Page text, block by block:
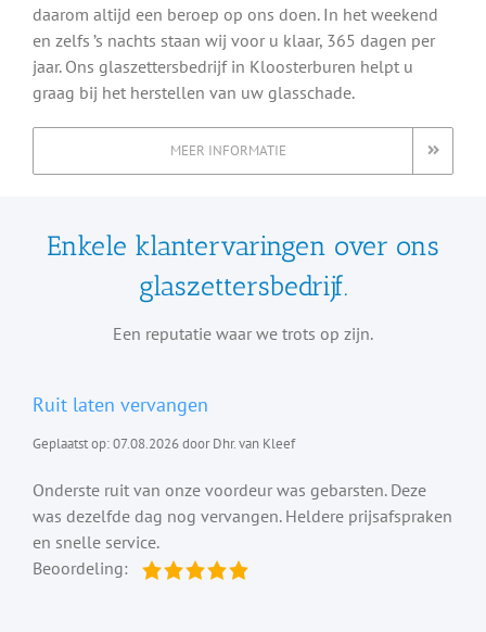
daarom altijd een beroep op ons doen. In het weekend
en zelfs ’s nachts staan wij voor u klaar, 365 dagen per
jaar. Ons glaszettersbedrijf in Kloosterburen helpt u
graag bij het herstellen van uw glasschade.
MEER INFORMATIE
Enkele klantervaringen over ons
glaszettersbedrijf.
Een reputatie waar we trots op zijn.
Ruit laten vervangen
Geplaatst op: 07.08.2026 door Dhr. van Kleef
Onderste ruit van onze voordeur was gebarsten. Deze
was dezelfde dag nog vervangen. Heldere prijsafspraken
en snelle service.
Beoordeling: